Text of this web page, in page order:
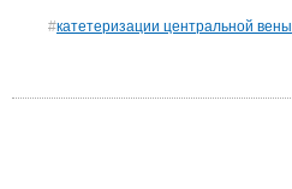
#катетеризации центральной вены